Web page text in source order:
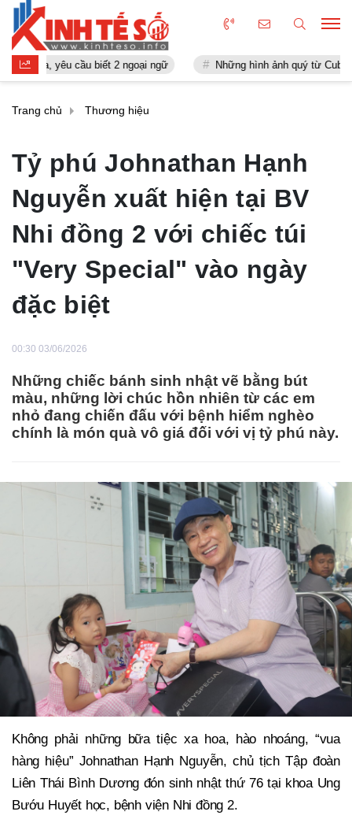
cầu biết 2 ngoại ngữ Những hình ảnh quý từ Cuba, Chủ tịch
Trang chủ Thương hiệu
Tỷ phú Johnathan Hạnh
Nguyễn xuất hiện tại BV
Nhi đồng 2 với chiếc túi
"Very Special" vào ngày
đặc biệt
00:30 03/06/2026
Những chiếc bánh sinh nhật vẽ bằng bút
màu, những lời chúc hồn nhiên từ các em
nhỏ đang chiến đấu với bệnh hiểm nghèo
chính là món quà vô giá đối với vị tỷ phú này.
Không phải những bữa tiệc xa hoa, hào nhoáng, “vua
hàng hiệu” Johnathan Hạnh Nguyễn, chủ tịch Tập đoàn
Liên Thái Bình Dương đón sinh nhật thứ 76 tại khoa Ung
Bướu Huyết học, bệnh viện Nhi đồng 2.